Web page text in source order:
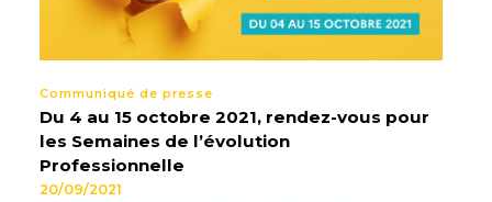
Communiqué de presse
Du 4 au 15 octobre 2021, rendez-vous pour
les Semaines de l’évolution
Professionnelle
20/09/2021